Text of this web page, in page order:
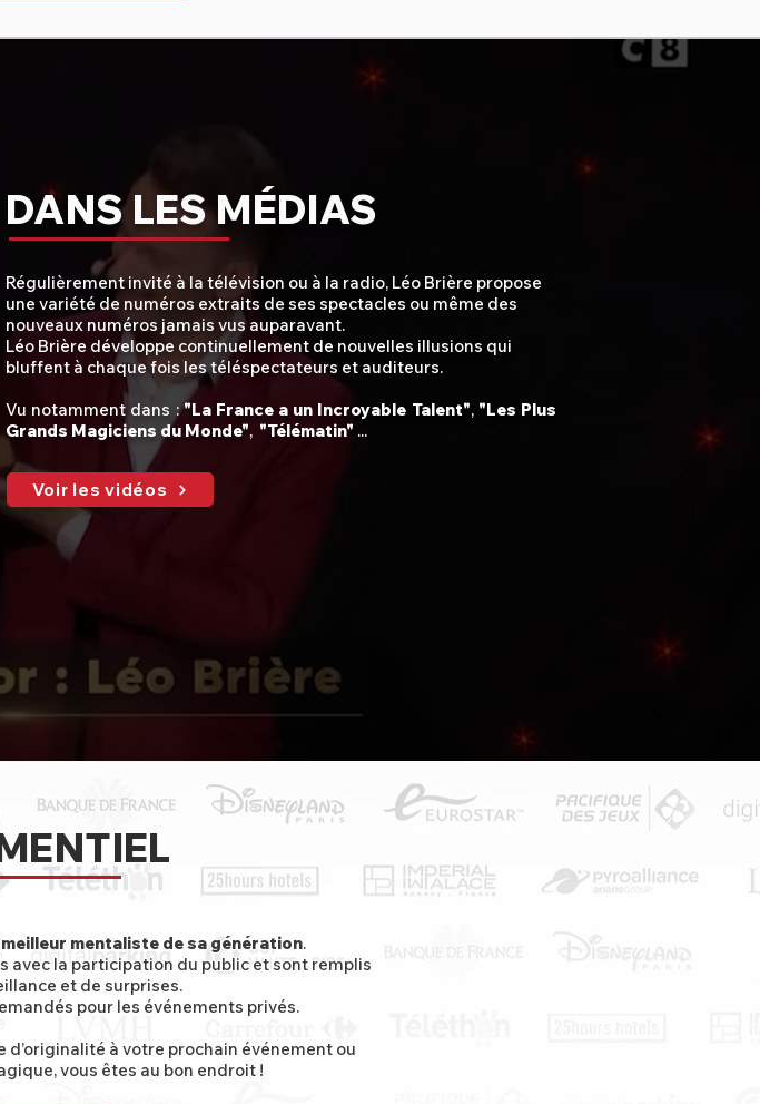
DANS LES MÉDIAS
Régulièrement invité à la télévision ou à la radio, Léo Brière propose
une variété de numéros extraits de ses spectacles ou même des
nouveaux numéros jamais vus auparavant.
Léo Brière développe continuellement de nouvelles illusions qui
bluffent à chaque fois les téléspectateurs et auditeurs.
Vu notamment dans :"La France a un Incroyable Talent", "Les Plus
Grands Magiciens du Monde", "Télématin" ...
Voir les vidéos
meilleur mentaliste de sa génération.
avec la participation du public et sont remplis
et de surprises.
pour les événements privés.
à votre prochain événement ou
vous êtes au bon endroit !